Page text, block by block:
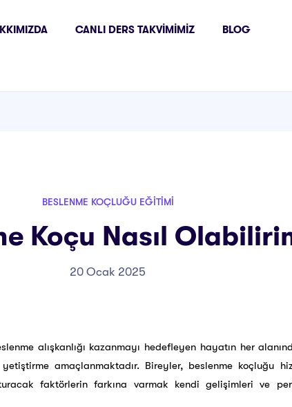
CANLI DERS TAKVIMIMIZ BLOG
BESLENME KOÇLUĞU EĞITIMI
Koçu Nasıl
20 Ocak 2025
alışkanlığı kazanmayı hedefleyen hayatın her
amaçlanmaktadır. Bireyler, beslenme koçluğu
faktörlerin farkına varmak kendi gelişimleri ve